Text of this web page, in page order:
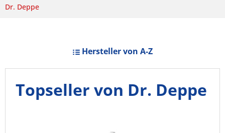
Dr. Deppe
Hersteller von A-Z
Topseller von Dr. Deppe